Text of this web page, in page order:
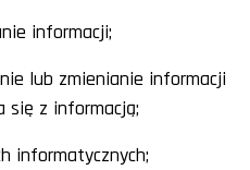
informacji;
lub zmienianie informacji
się z informacją;
informatycznych;